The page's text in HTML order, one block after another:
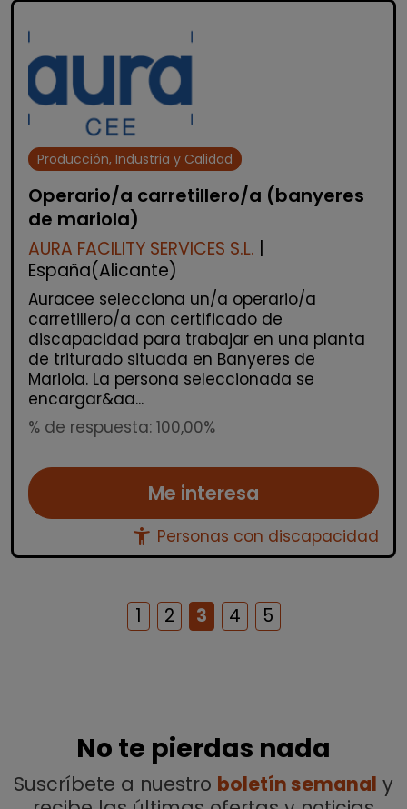
Producción, Industria y Calidad
Operario/a carretillero/a (banyeres
de mariola)
AURA FACILITY SERVICES S.L. |
España(Alicante)
Auracee selecciona un/a operario/a
carretillero/a con certificado de
discapacidad para trabajar en una planta
de triturado situada en Banyeres de
Mariola. La persona seleccionada se
encargar&aa...
% de respuesta: 100,00%
Me interesa
accessibility_new Personas con discapacidad
1 2 3 4 5
No te pierdas nada
Suscríbete a nuestro boletín semanal y